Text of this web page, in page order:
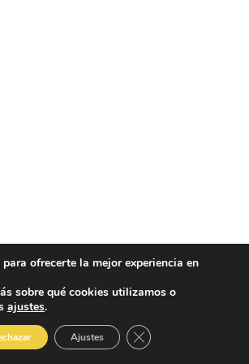
ofrecerte la mejor experiencia en
sobre qué cookies utilizamos o
ajustes.
Ajustes Close GDPR Cookie
¿En qué te ayudamos?🚀